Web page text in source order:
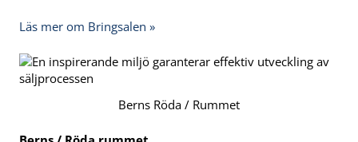
Läs mer om Bringsalen »
Berns Röda / Rummet